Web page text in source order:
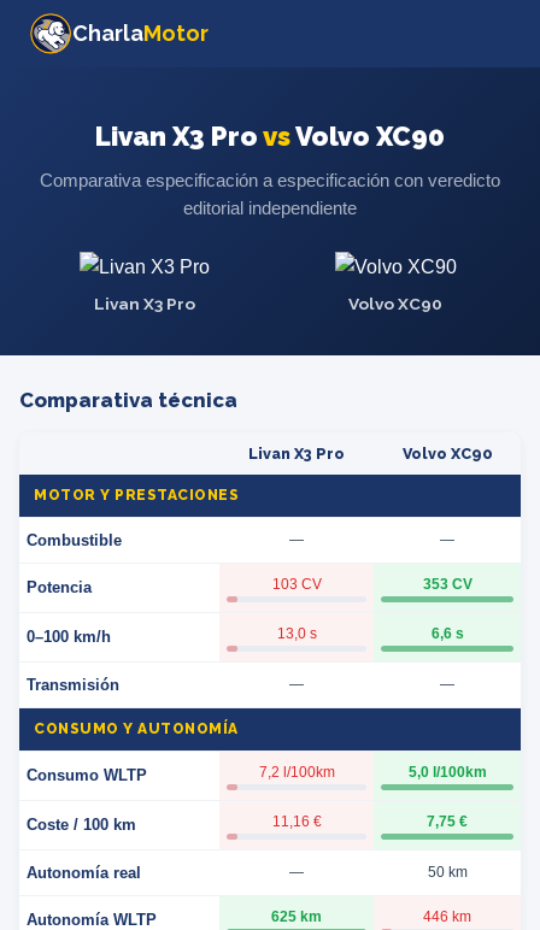
CharlaMotor
Livan X3 ProvsVolvo XC90
Comparativa especificación a especificación con veredicto
editorial independiente
Livan X3 Pro Volvo XC90
Comparativa técnica
Livan X3 Pro Volvo XC90
MOTOR Y PRESTACIONES
Combustible — —
Potencia 103 CV 353 CV
0–100 km/h 13,0 s 6,6 s
Transmisión — —
CONSUMO Y AUTONOMÍA
Consumo WLTP 7,2 l/100km 5,0 l/100km
Coste / 100 km 11,16 € 7,75 €
Autonomía real — 50 km
Autonomía WLTP 625 km 446 km